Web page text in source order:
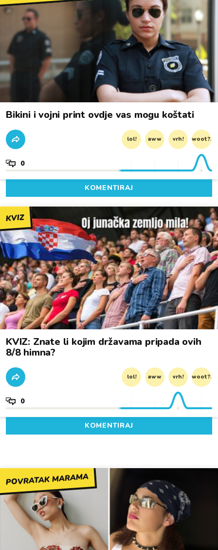
Bikini i vojni print ovdje vas mogu koštati
lol! aww vrh! woot?!
0
KOMENTIRAJ
KVIZ
KVIZ: Znate li kojim državama pripada ovih
8/8 himna?
lol! aww vrh! woot?!
0
KOMENTIRAJ
POVRATAK MARAMA